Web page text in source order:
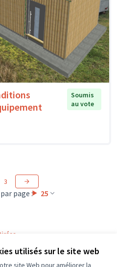
utilisés sur le site web
site Web pour améliorer la
Soumis
au vote
page : 25
3